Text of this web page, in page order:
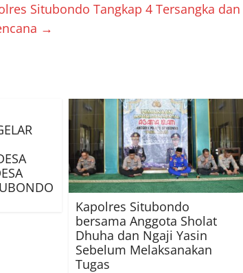
Situbondo Tangkap 4 Tersangka dan
→
Kapolres Situbondo
bersama Anggota Sholat
Dhuha dan Ngaji Yasin
Sebelum Melaksanakan
Tugas